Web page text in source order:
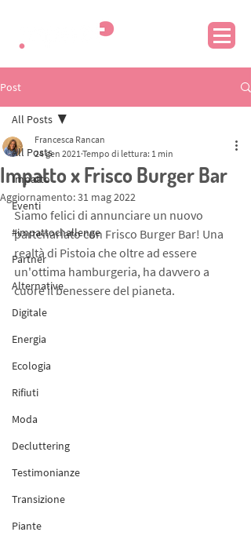
Post
All Posts
Impatto
Eventi
#impattochallenge
Partner
Alternative
Digitale
Energia
Ecologia
Rifiuti
Moda
Decluttering
Testimonianze
Transizione
Piante
All Posts
Impatto x Frisco Burger Bar
Francesca Rancan
24 gen 2021Tempo di lettura: 1 min
Aggiornamento:31 mag 2022
Siamo felici di annunciare un nuovo
partenariato con Frisco Burger Bar! Una
realtà di Pistoia che oltre ad essere
un'ottima hamburgeria, ha davvero a
cuore il benessere del pianeta.